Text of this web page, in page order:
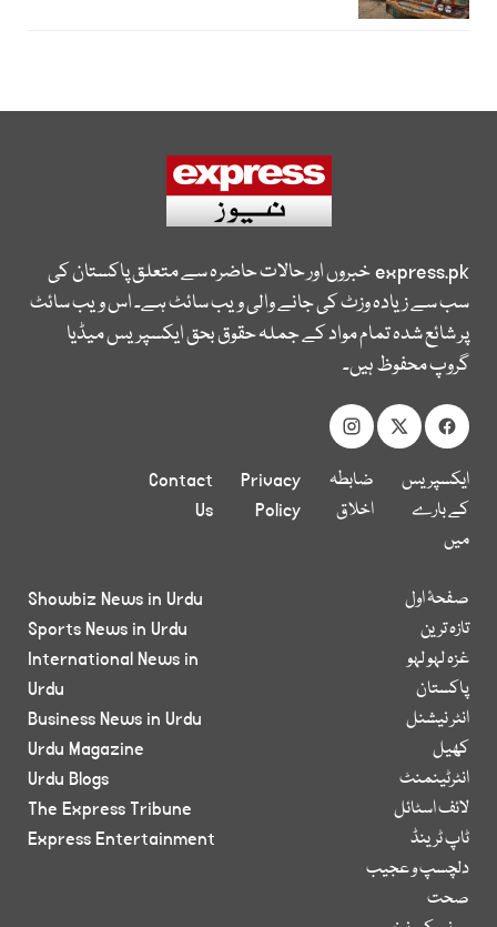
express.pkخبروں اور حالات حاضرہ سے متعلق پاکستان کی
سب سے زیادہ وزٹ کی جانے والی ویب سائٹ ہے۔ اس ویب سائٹ
پر شائع شدہ تمام مواد کے جملہ حقوق بحق ایکسپریس میڈیا
گروپ محفوظ ہیں۔
ایکسپریس
کے بارے
میں
ضابطہ
اخلاق
Privacy
Policy
Contact
Us
صفحۂ اول
تازہ ترین
غزہ لہو لہو
پاکستان
انٹر نیشنل
کھیل
انٹرٹینمنٹ
لائف اسٹائل
ٹاپ ٹرینڈ
دلچسپ و عجیب
صحت
Showbiz News in Urdu
Sports News in Urdu
International News in
Urdu
Business News in Urdu
Urdu Magazine
Urdu Blogs
The Express Tribune
Express Entertainment